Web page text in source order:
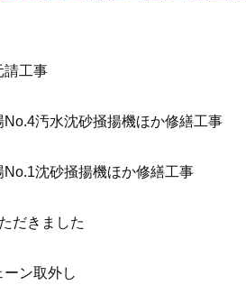
工事
汚水沈砂掻揚機ほか修繕工事
沈砂掻揚機ほか修繕工事
だきました
ン取外し